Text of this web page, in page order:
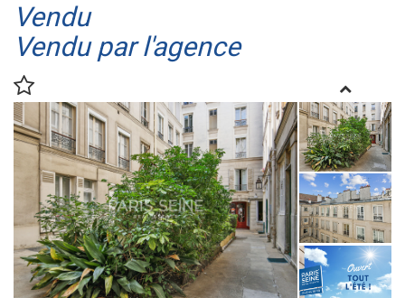
Vendu
Vendu par l'agence